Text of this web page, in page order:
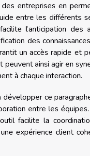
entreprises en
entre les différents
l’anticipation
des
un accès rapide et
ainsi agir en
à chaque interaction.
ce
entre les
facilite la
expérience client